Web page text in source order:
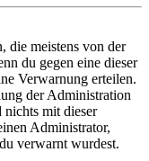
die meistens von der
du gegen eine dieser
Verwarnung erteilen.
der Administration
mit dieser
Administrator,
verwarnt wurdest.